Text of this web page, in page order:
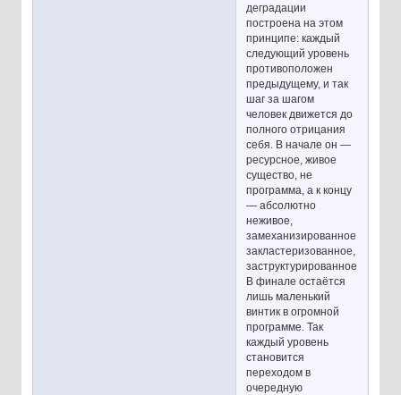
деградации
построена на этом
принципе: каждый
следующий уровень
противоположен
предыдущему, и так
шаг за шагом
человек движется до
полного отрицания
себя. В начале он —
ресурсное, живое
существо, не
программа, а к концу
— абсолютно
неживое,
замеханизированное,
закластеризованное,
заструктурированное.
В финале остаётся
лишь маленький
винтик в огромной
программе. Так
каждый уровень
становится
переходом в
очередную